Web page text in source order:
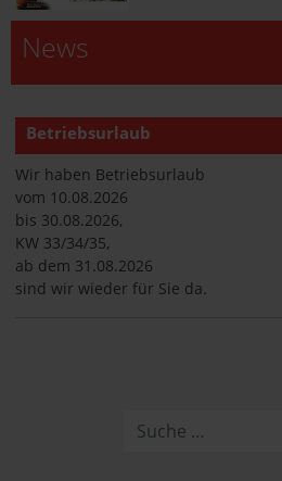
News
Betriebsurlaub
Wir haben Betriebsurlaub
vom 10.08.2026
bis 30.08.2026,
KW 33/34/35,
ab dem 31.08.2026
sind wir wieder für Sie da.
Suchen